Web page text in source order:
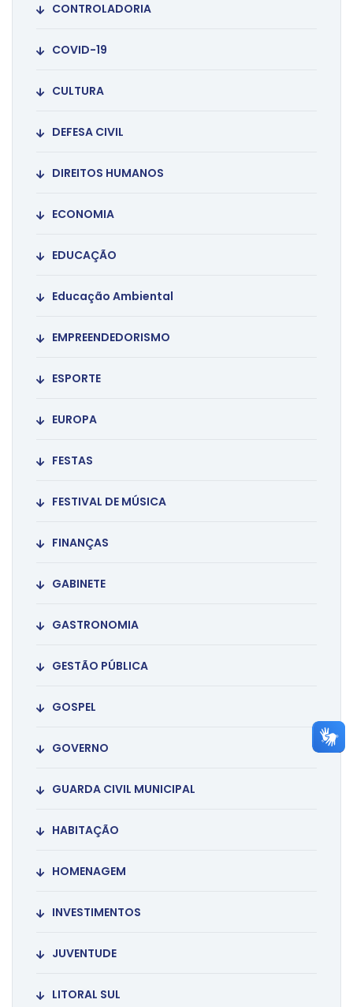
CONTROLADORIA
COVID-19
CULTURA
DEFESA CIVIL
DIREITOS HUMANOS
ECONOMIA
EDUCAÇÃO
Educação Ambiental
EMPREENDEDORISMO
ESPORTE
EUROPA
FESTAS
FESTIVAL DE MÚSICA
FINANÇAS
GABINETE
GASTRONOMIA
GESTÃO PÚBLICA
GOSPEL
GOVERNO
GUARDA CIVIL MUNICIPAL
HABITAÇÃO
HOMENAGEM
INVESTIMENTOS
JUVENTUDE
LITORAL SUL